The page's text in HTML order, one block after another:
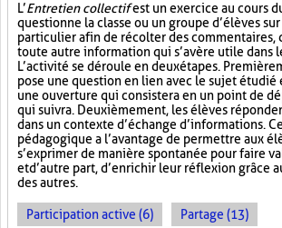
L’Entretien collectifest un exercice au cours
questionne la classe ou un groupe d’élèves
particulier afin de récolter des commentaires,
toute autre information qui s’avère utile dans
L’activité se déroule en deux étapes.
pose une question en lien avec le sujet étudié
une ouverture qui consistera en un point de
qui suivra. Deuxièmement, les élèves
dans un contexte d’échange d’informations.
pédagogique a l’avantage de permettre aux
s’exprimer de manière spontanée pour faire
et d’autre part, d’enrichir leur réflexion grâce
des autres.
Participation active (6) Partage (13)